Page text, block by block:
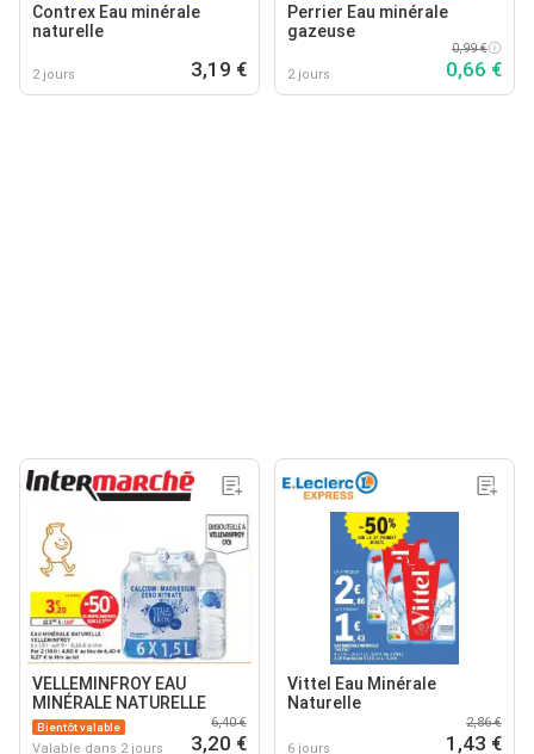
Contrex Eau minérale
naturelle
2 jours 3,19 €
Perrier Eau minérale
gazeuse
2 jours
0,99 €
0,66 €
VELLEMINFROY EAU
MINÉRALE NATURELLE
Bientôt valable
Valable dans 2 jours
6,40 €
3,20 €
Vittel Eau Minérale
Naturelle
6 jours
2,86 €
1,43 €